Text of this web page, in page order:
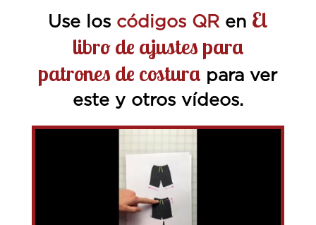
Use los códigos QRen El
libro de ajustes para
patrones de costura para ver
este y otros vídeos.